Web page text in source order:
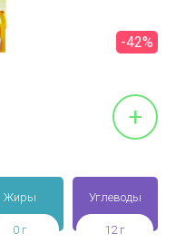
-42%
+
Жиры
0 г
Углеводы
12 г